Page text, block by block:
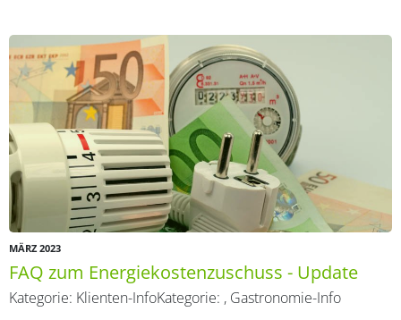
MÄRZ 2023
FAQ zum Energiekostenzuschuss - Update
Kategorie: Klienten-InfoKategorie: , Gastronomie-Info